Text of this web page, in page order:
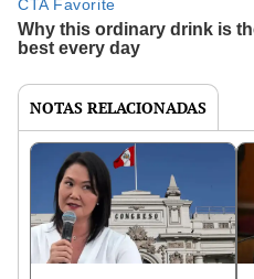
NOTAS RELACIONADAS